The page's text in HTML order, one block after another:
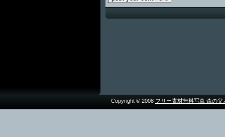
Copyright © 2008 フリー素材無料写真 森の父